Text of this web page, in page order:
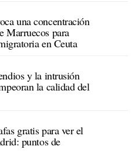
una concentración
Marruecos para
en Ceuta
y la intrusión
la calidad del
gratis para ver el
puntos de